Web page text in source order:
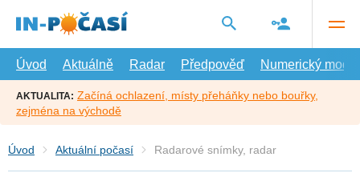
hlavní
Úvod
Aktuálně Radar Předpověď Numerický model
AKTUALITA: Začíná ochlazení, místy přeháňky nebo bouřky,
zejména na východě
Úvod Aktuální počasí Radarové snímky, radar